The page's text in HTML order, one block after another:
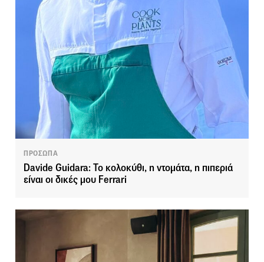
ΠΡΟΣΩΠΑ
Davide Guidara: Το κολοκύθι, η ντομάτα, η πιπεριά
είναι οι δικές μου Ferrari